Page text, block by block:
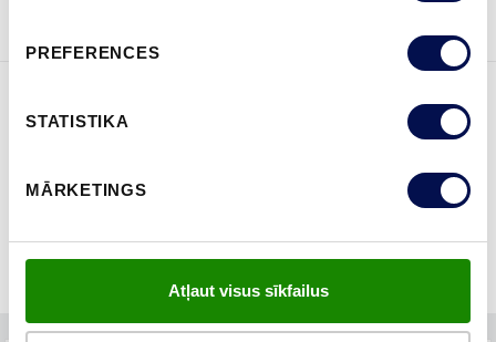
PREFERENCES
STATISTIKA
MĀRKETINGS
Atļaut visus sīkfailus